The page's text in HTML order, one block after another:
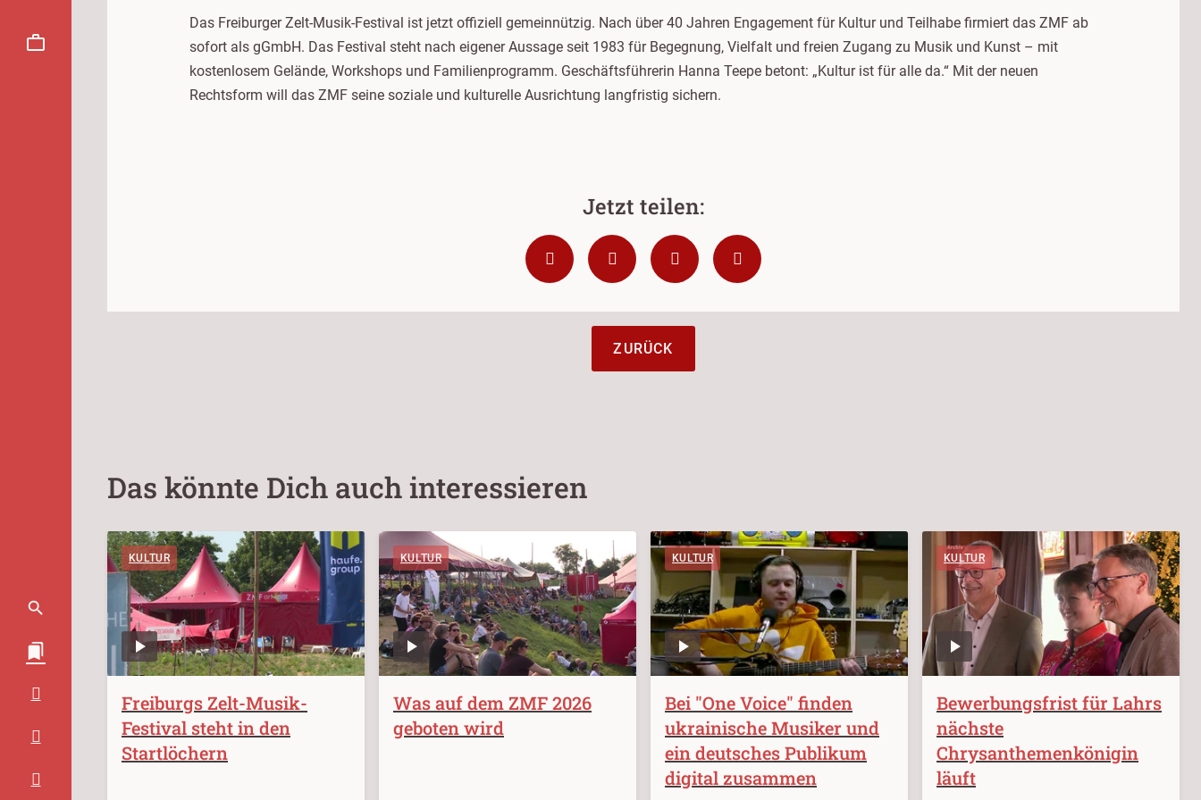
Das Freiburger Zelt-Musik-Festival ist jetzt offiziell gemeinnützig. Nach über 40 Jahren Engagement für Kultur und Teilhabe firmiert das ZMF ab
sofort als gGmbH. Das Festival steht nach eigener Aussage seit 1983 für Begegnung, Vielfalt und freien Zugang zu Musik und Kunst – mit
kostenlosem Gelände, Workshops und Familienprogramm. Geschäftsführerin Hanna Teepe betont: „Kultur ist für alle da.“ Mit der neuen
Rechtsform will das ZMF seine soziale und kulturelle Ausrichtung langfristig sichern.
ZURÜCK
Das könnte Dich auch interessieren
KULTUR
Freiburgs Zelt-Musik-
Festival steht in den
Startlöchern
KULTUR
Was auf dem ZMF 2026
geboten wird
KULTUR
Bei "One Voice" finden
ukrainische Musiker und
ein deutsches Publikum
digital zusammen
KULTUR
Bewerbungsfrist für Lahrs
nächste
Chrysanthemenkönigin
läuft